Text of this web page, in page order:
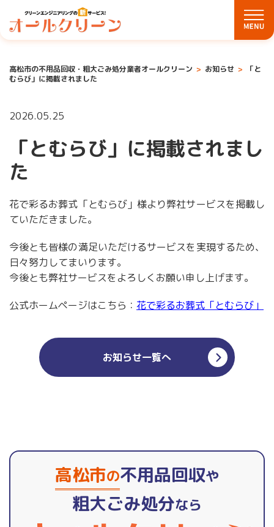
高松市の不用品回収・粗大ごみ処分業者オールクリーン お知らせ
「と
むらび」に掲載されました
2026.05.25
「とむらび」に掲載されまし
た
花で彩るお葬式「とむらび」様より弊社サービスを掲載し
ていただきました。
今後とも皆様の満足いただけるサービスを実現するため、
日々努力してまいります。
今後とも弊社サービスをよろしくお願い申し上げます。
公式ホームページはこちら： 花で彩るお葬式「とむらび」
お知らせ一覧へ
高松市の不用品回収や
粗大ごみ処分なら